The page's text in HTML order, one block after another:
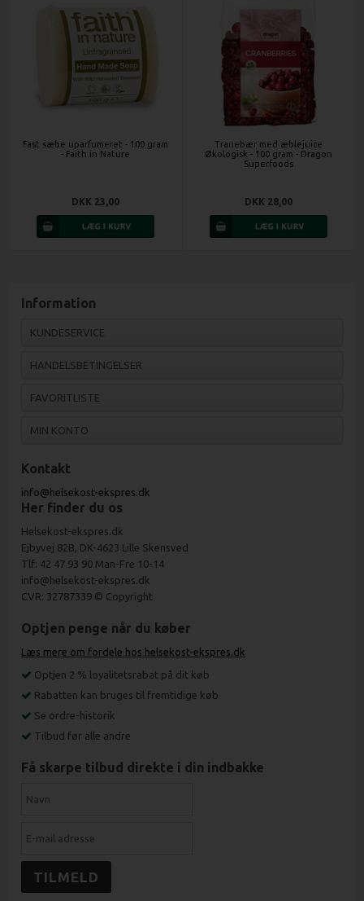
Fast sæbe uparfumeret - 100 gram
- Faith in Nature
DKK 23,00
Tranebær med æblejuice
Økologisk - 100 gram - Dragon
Superfoods
DKK 28,00
Information
KUNDESERVICE
HANDELSBETINGELSER
FAVORITLISTE
MIN KONTO
Kontakt
info@helsekost-ekspres.dk
Her finder du os
Helsekost-ekspres.dk
Ejbyvej 82B, DK-4623 Lille Skensved
Tlf: 42 47 93 90 Man-Fre 10-14
info@helsekost-ekspres.dk
CVR: 32787339 © Copyright
Optjen penge når du køber
Læs mere om fordele hos helsekost-ekspres.dk
Optjen 2 % loyalitetsrabat på dit køb
Rabatten kan bruges til fremtidige køb
Se ordre-historik
Tilbud før alle andre
Få skarpe tilbud direkte i din indbakke